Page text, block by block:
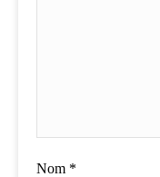
Nom *